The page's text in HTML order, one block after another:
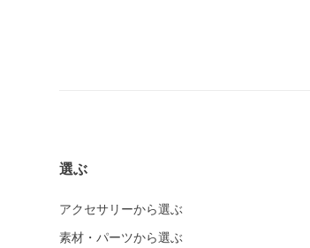
選ぶ
アクセサリーから選ぶ
素材・パーツから選ぶ